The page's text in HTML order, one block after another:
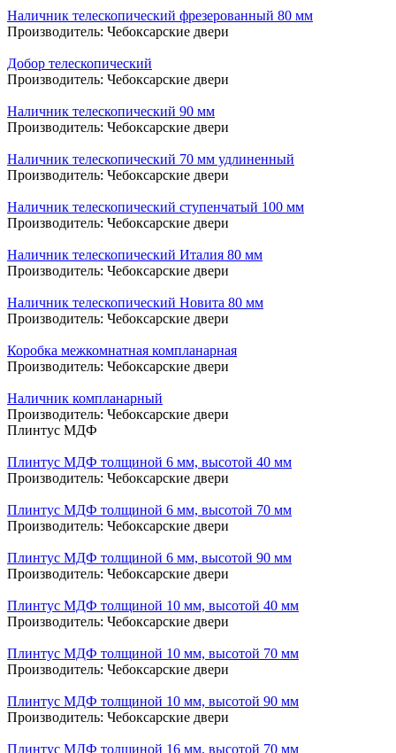
Наличник телескопический фрезерованный 80 мм
Производитель: Чебоксарские двери
Добор телескопический
Производитель: Чебоксарские двери
Наличник телескопический 90 мм
Производитель: Чебоксарские двери
Наличник телескопический 70 мм удлиненный
Производитель: Чебоксарские двери
Наличник телескопический ступенчатый 100 мм
Производитель: Чебоксарские двери
Наличник телескопический Италия 80 мм
Производитель: Чебоксарские двери
Наличник телескопический Новита 80 мм
Производитель: Чебоксарские двери
Коробка межкомнатная компланарная
Производитель: Чебоксарские двери
Наличник компланарный
Производитель: Чебоксарские двери
Плинтус МДФ
Плинтус МДФ толщиной 6 мм, высотой 40 мм
Производитель: Чебоксарские двери
Плинтус МДФ толщиной 6 мм, высотой 70 мм
Производитель: Чебоксарские двери
Плинтус МДФ толщиной 6 мм, высотой 90 мм
Производитель: Чебоксарские двери
Плинтус МДФ толщиной 10 мм, высотой 40 мм
Производитель: Чебоксарские двери
Плинтус МДФ толщиной 10 мм, высотой 70 мм
Производитель: Чебоксарские двери
Плинтус МДФ толщиной 10 мм, высотой 90 мм
Производитель: Чебоксарские двери
Плинтус МДФ толщиной 16 мм, высотой 70 мм